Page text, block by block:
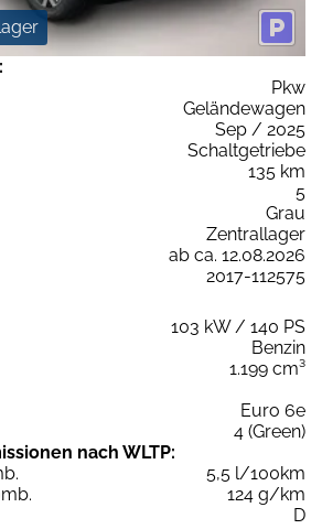
Pkw
Geländewagen
Sep / 2025
Schaltgetriebe
135 km
5
Grau
Zentrallager
ab ca. 12.08.2026
2017-112575
103 kW / 140 PS
Benzin
1.199 cm³
Euro 6e
4 (Green)
nach WLTP:
5,5 l/100km
124 g/km
D